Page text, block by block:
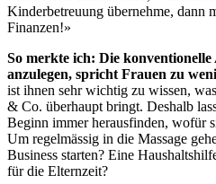
Kinderbetreuung übernehme, dann
Finanzen!»
So merkte ich: Die
anzulegen, spricht Frauen zu
ist ihnen sehr wichtig zu wissen,
& Co. überhaupt bringt. Deshalb
Beginn immer herausfinden, wofür
Um regelmässig in die Massage
Business starten? Eine
für die Elternzeit?